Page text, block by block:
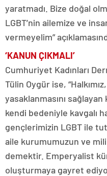
yaratmadı. Bize doğal
LGBT’nin ailemize ve
vermeyelim”
‘KANUN ÇIKMALI’
Cumhuriyet Kadınları
Tülin Oygür ise,
yasaklanmasını
kendi bedeniyle kavgalı
gençlerimizin LGBT ile
aile kurumumuzun ve
demektir. Emperyalist
oluşturmaya gayret